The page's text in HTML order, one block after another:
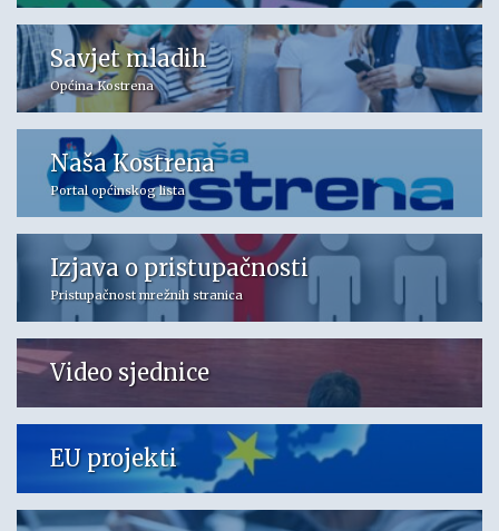
Savjet mladih
Općina Kostrena
Naša Kostrena
Portal općinskog lista
Izjava o pristupačnosti
Pristupačnost mrežnih stranica
Video sjednice
EU projekti